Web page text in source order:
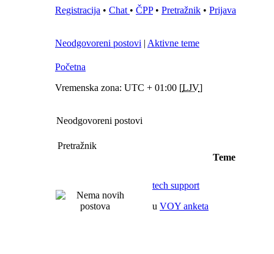
Registracija • Chat • ČPP• Pretražnik • Prijava
Neodgovoreni postovi | Aktivne teme
Početna
Vremenska zona: UTC + 01:00 [LJV]
Neodgovoreni postovi
Pretražnik
Teme
tech support
u VOY anketa